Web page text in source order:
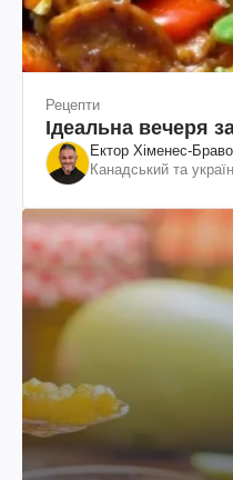
Рецепти
Ідеальна вечеря
Ектор Хіменес-Браво
Канадський та